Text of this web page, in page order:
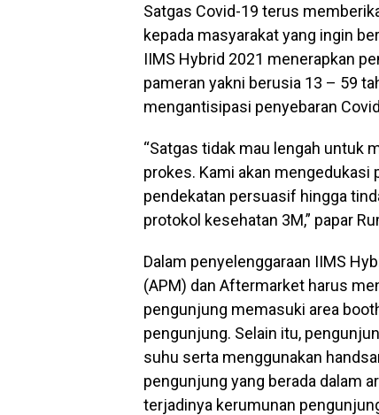
Satgas Covid-19 terus
kepada masyarakat yang ingin
IIMS Hybrid 2021 menerapkan
pameran yakni berusia 13 – 59
mengantisipasi penyebaran
“Satgas tidak mau lengah untuk
prokes. Kami akan mengedukasi
pendekatan persuasif hingga
protokol kesehatan 3M,” papar
Dalam penyelenggaraan IIMS
(APM) dan Aftermarket harus
pengunjung memasuki area
pengunjung. Selain itu,
suhu serta menggunakan
pengunjung yang berada dalam
terjadinya kerumunan